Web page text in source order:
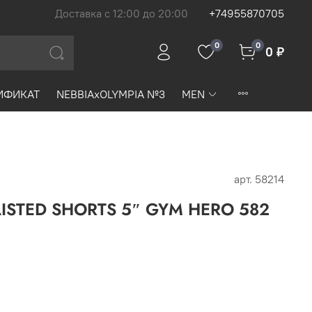
Доставка с 12:00 до 20:00 +74955870705
0 0 0 ₽
NEBBIAxOLYMPIA №3 MEN
арт. 58214
SHORTS 5″ GYM HERO 582